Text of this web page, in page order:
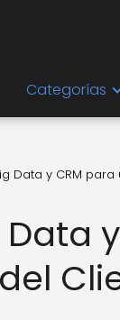
Categorías
Data y CRM